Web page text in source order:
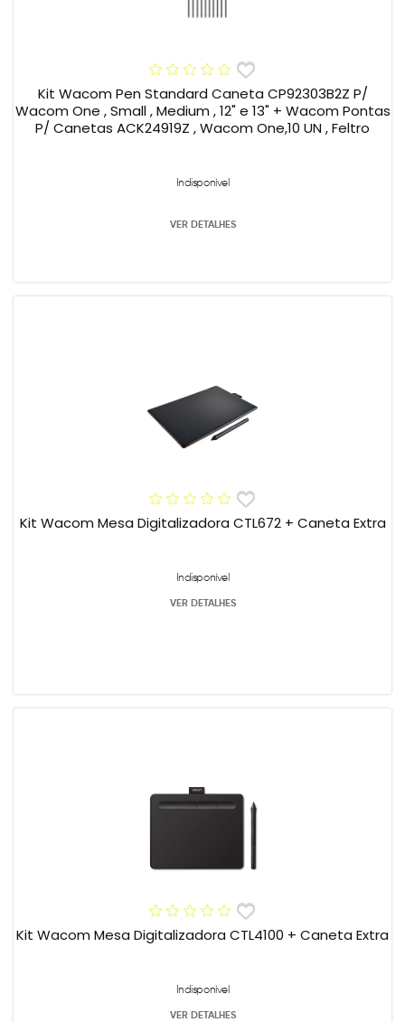
Kit Wacom Pen Standard Caneta CP92303B2Z P/
Wacom One , Small , Medium , 12" e 13" + Wacom Pontas
P/ Canetas ACK24919Z , Wacom One,10 UN , Feltro
Indisponível
VER DETALHES
Kit Wacom Mesa Digitalizadora CTL672 + Caneta Extra
Indisponível
VER DETALHES
Kit Wacom Mesa Digitalizadora CTL4100 + Caneta Extra
Indisponível
VER DETALHES